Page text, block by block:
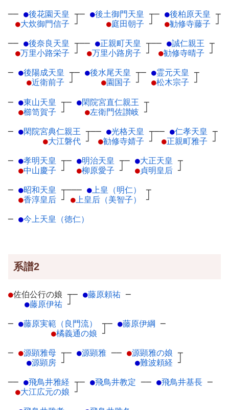
── ●後花園天皇 ┬
●大炊御門信子 ┘
─ ●後土御門天皇 ┬
●庭田朝子 ┘
─ ●後柏原天皇 ┬
●勧修寺藤子 ┘
── ●後奈良天皇 ┬
●万里小路栄子 ┘
── ●正親町天皇 ┬
●万里小路房子 ┘
── ●誠仁親王 ┬
●勧修寺晴子 ┘
─ ●後陽成天皇 ┬
●近衛前子 ┘
─ ●後水尾天皇 ┬
●園国子 ┘
─ ●霊元天皇 ┬
●松木宗子 ┘
─ ●東山天皇 ┬
●櫛笥賀子 ┘
─ ●閑院宮直仁親王 ┬
●左衛門佐讃岐 ┘
─ ●閑院宮典仁親王 ┬
●大江磐代 ┘
── ●光格天皇 ┬
●勧修寺婧子 ┘
── ●仁孝天皇 ┬
●正親町雅子 ┘
─ ●孝明天皇 ┬
●中山慶子 ┘
─ ●明治天皇 ┬
●柳原愛子 ┘
─ ●大正天皇 ┬
●貞明皇后 ┘
─ ●昭和天皇 ┬
●香淳皇后 ┘
─── ●上皇（明仁）
┬
●上皇后（美智子） ┘
─ ●今上天皇（徳仁）
系譜2
●佐伯公行の娘 ┬
●藤原伊祐 ┘
─ ●藤原頼祐 ─
─ ●藤原実範（良門流）
┬
●橘義通の娘 ┘
─ ●藤原伊綱 ─
─ ●源顕雅母 ┬
●源顕房 ┘
─ ●源顕雅 ── ●源顕雅の娘 ┬
●難波頼経 ┘
── ●飛鳥井雅経 ┬
●大江広元の娘 ┘
─ ●飛鳥井教定 ── ●飛鳥井基長 ─